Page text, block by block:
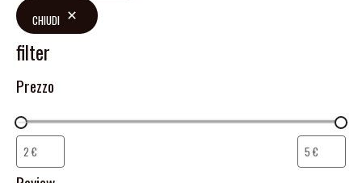
CHIUDI
filter
Prezzo